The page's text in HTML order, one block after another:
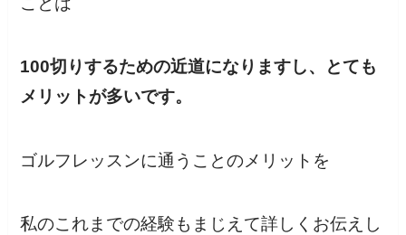
100切りするための近道になりますし、とても
メリットが多いです。
ゴルフレッスンに通うことのメリットを
私のこれまでの経験もまじえて詳しくお伝えし